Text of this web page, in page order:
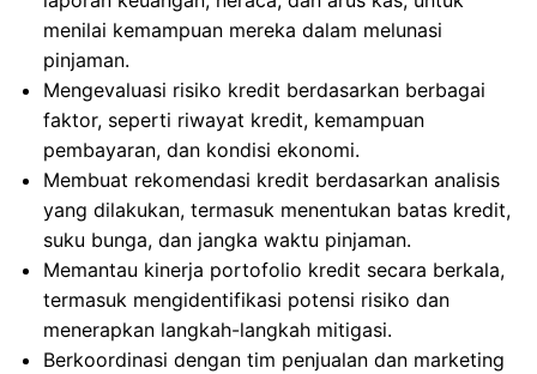
menilai kemampuan mereka dalam melunasi
pinjaman.
Mengevaluasi risiko kredit berdasarkan berbagai
faktor, seperti riwayat kredit, kemampuan
pembayaran, dan kondisi ekonomi.
Membuat rekomendasi kredit berdasarkan analisis
yang dilakukan, termasuk menentukan batas kredit,
suku bunga, dan jangka waktu pinjaman.
Memantau kinerja portofolio kredit secara berkala,
termasuk mengidentifikasi potensi risiko dan
menerapkan langkah-langkah mitigasi.
Berkoordinasi dengan tim penjualan dan marketing